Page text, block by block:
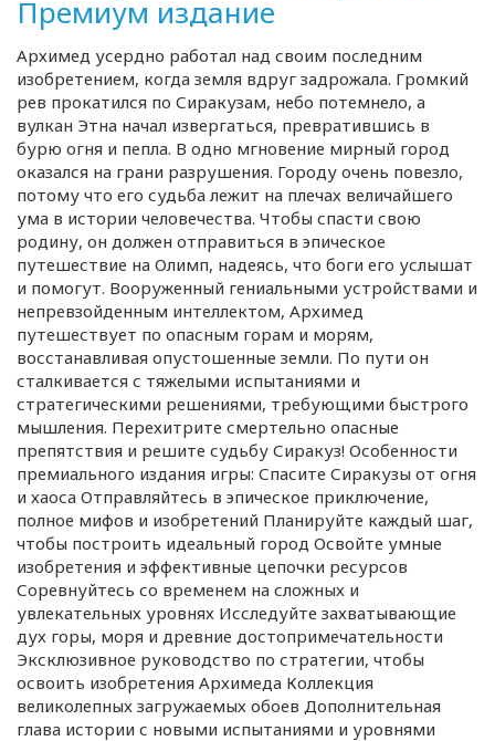
Премиум издание
Архимед усердно работал над своим последним
изобретением, когда земля вдруг задрожала. Громкий
рев прокатился по Сиракузам, небо потемнело, а
вулкан Этна начал извергаться, превратившись в
бурю огня и пепла. В одно мгновение мирный город
оказался на грани разрушения. Городу очень повезло,
потому что его судьба лежит на плечах величайшего
ума в истории человечества. Чтобы спасти свою
родину, он должен отправиться в эпическое
путешествие на Олимп, надеясь, что боги его услышат
и помогут. Вооруженный гениальными устройствами и
непревзойденным интеллектом, Архимед
путешествует по опасным горам и морям,
восстанавливая опустошенные земли. По пути он
сталкивается с тяжелыми испытаниями и
стратегическими решениями, требующими быстрого
мышления. Перехитрите смертельно опасные
препятствия и решите судьбу Сиракуз! Особенности
премиального издания игры: Спасите Сиракузы от огня
и хаоса Отправляйтесь в эпическое приключение,
полное мифов и изобретений Планируйте каждый шаг,
чтобы построить идеальный город Освойте умные
изобретения и эффективные цепочки ресурсов
Соревнуйтесь со временем на сложных и
увлекательных уровнях Исследуйте захватывающие
дух горы, моря и древние достопримечательности
Эксклюзивное руководство по стратегии, чтобы
освоить изобретения Архимеда Коллекция
великолепных загружаемых обоев Дополнительная
глава истории с новыми испытаниями и уровнями